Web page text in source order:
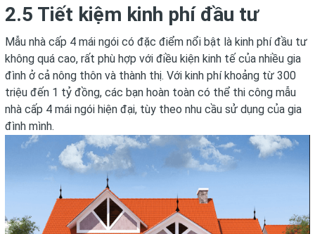
2.5 Tiết kiệm kinh phí đầu tư
Mẫu nhà cấp 4 mái ngói có đặc điểm nổi bật là kinh phí đầu tư
không quá cao, rất phù hợp với điều kiện kinh tế của nhiều gia
đình ở cả nông thôn và thành thị. Với kinh phí khoảng từ 300
triệu đến 1 tỷ đồng, các bạn hoàn toàn có thể thi công mẫu
nhà cấp 4 mái ngói hiện đại, tùy theo nhu cầu sử dụng của gia
đình mình.